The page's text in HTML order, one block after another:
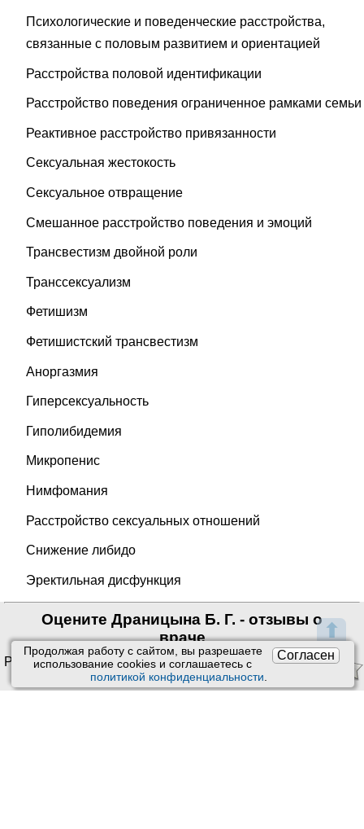
⬆
Согласен
Продолжая работу с сайтом, вы разрешаете
использование сookies и соглашаетесь с
политикой конфиденциальности.
Психологические и поведенческие расстройства,
связанные с половым развитием и ориентацией
Расстройства половой идентификации
Расстройство поведения ограниченное рамками семьи
Реактивное расстройство привязанности
Сексуальная жестокость
Сексуальное отвращение
Смешанное расстройство поведения и эмоций
Трансвестизм двойной роли
Транссексуализм
Фетишизм
Фетишистский трансвестизм
Аноргазмия
Гиперсексуальность
Гиполибидемия
Микропенис
Нимфомания
Расстройство сексуальных отношений
Снижение либидо
Эректильная дисфункция
Оцените Драницына Б. Г. - отзывы о
враче
Рейтинг: 0/5. Оценок: 0